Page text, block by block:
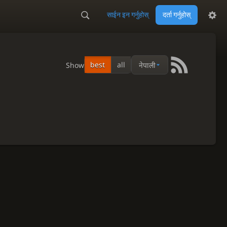
साईन इन गर्नुहोस् दर्ता गर्नुहोस्
Show best all नेपाली